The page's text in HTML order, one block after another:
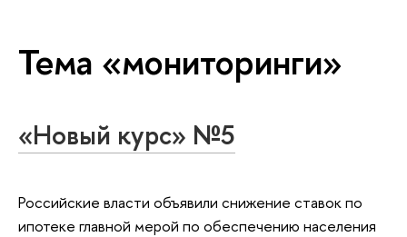
Тема «мониторинги»
«Новый курс» №5
Российские власти объявили снижение ставок по
ипотеке главной мерой по обеспечению населения